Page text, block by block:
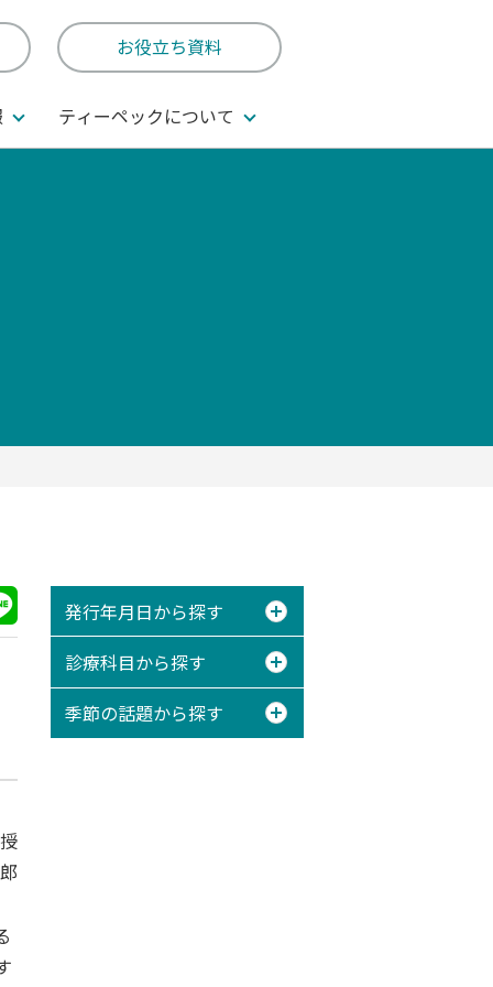
お役立ち資料
ティーペックについて
発行年月日から探す
診療科目から探す
季節の話題から探す